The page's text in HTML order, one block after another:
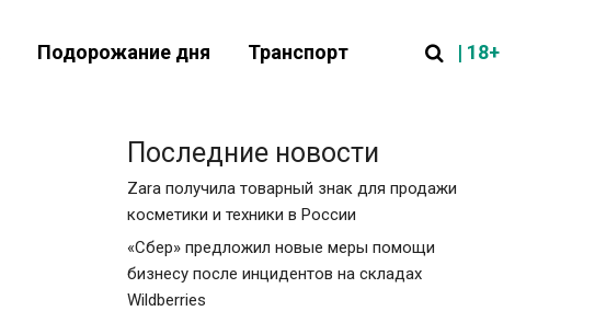
Подорожание дня Транспорт | 18+
Последние новости
Zara получила товарный знак для продажи
косметики и техники в России
«Сбер» предложил новые меры помощи
бизнесу после инцидентов на складах
Wildberries